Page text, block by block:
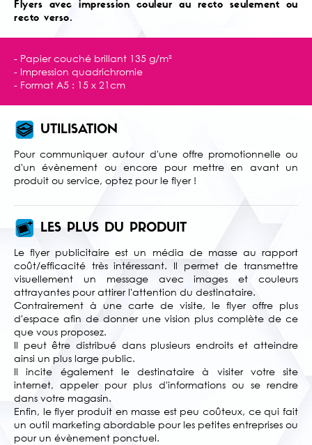
Flyers avec impression couleur au recto seulement ou
recto verso.
- Papier couché brillant 135 g/m²
- Impression quadrichromie
- Format A5 : 15 x 21cm
UTILISATION
Pour communiquer autour d'une offre promotionnelle ou
d'un évènement ou encore pour mettre en avant un
produit ou service, optez pour le flyer !
LES PLUS DU PRODUIT
Le flyer publicitaire est un média de masse au rapport
coût/efficacité très intéressant. Il permet de transmettre
visuellement un message avec images et couleurs
attrayantes pour attirer l'attention du destinataire.
Contrairement à une carte de visite, le flyer offre plus
d'espace afin de donner une vision plus complète de ce
que vous proposez.
Il peut être distribué dans plusieurs endroits et atteindre
ainsi un plus large public.
Il incite également le destinataire à visiter votre site
internet, appeler pour plus d'informations ou se rendre
dans votre magasin.
Enfin, le flyer produit en masse est peu coûteux, ce qui fait
un outil marketing abordable pour les petites entreprises ou
pour un évènement ponctuel.